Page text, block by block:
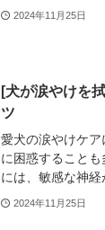
2024年11月25日
[犬が涙やけを
ツ
愛犬の涙やけケ
に困惑すること
には、敏感な神経
2024年11月25日